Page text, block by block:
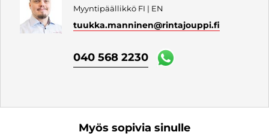
Myyntipäällikkö FI | EN
tuukka.manninen@rintajouppi.fi
040 568 2230
Myös sopivia sinulle